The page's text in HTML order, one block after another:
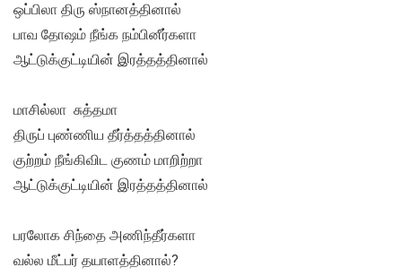
ஒப்பிலா திரு ஸ்நானத்தினால்
பாவ தோஷம் நீங்க நம்பினீர்களா
ஆட்டுக்குட்டியின் இரத்தத்தினால்
மாசில்லா சுத்தமா
திருப் புண்ணிய தீர்த்தத்தினால்
குற்றம் நீங்கிவிட குணம் மாறிற்றா
ஆட்டுக்குட்டியின் இரத்தத்தினால்
பரலோக சிந்தை அணிந்தீர்களா
வல்ல மீட்பர் தயாளத்தினால்?